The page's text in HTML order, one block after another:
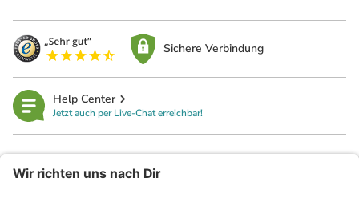
Sichere Verbindung
Help Center
Jetzt auch per Live-Chat erreichbar!